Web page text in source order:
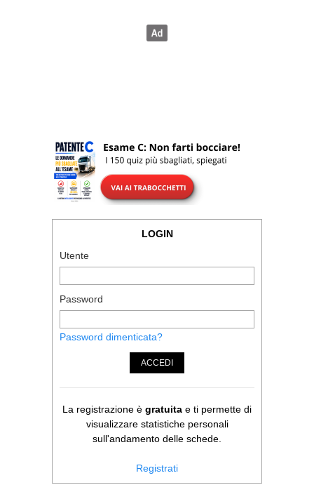
LOGIN
Utente
Password
Password dimenticata?
ACCEDI
La registrazione è gratuita e ti permette di
visualizzare statistiche personali
sull'andamento delle schede.
Registrati